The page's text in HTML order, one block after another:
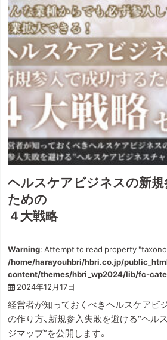
ヘルスケアビジネスの新
ための
４大戦略
Warning: Attempt to read property
/home/harayouhbri/hbri.co.jp/
content/themes/hbri_wp2024/lib/fc-
2024年12月17日
経営者が知っておくべきヘルスケアビ
の作り方、新規参入失敗を避ける“ヘル
ジマップ”を公開します。